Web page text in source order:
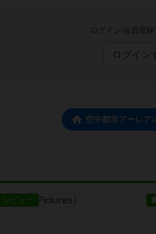
ログイン/会員登録
ログイン
空中都市アーレア
レビュー